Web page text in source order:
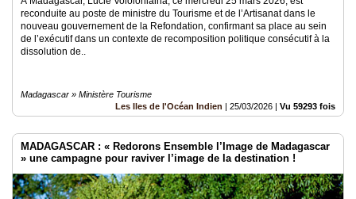
reconduite au poste de ministre du Tourisme et de l’Artisanat dans le
nouveau gouvernement de la Refondation, confirmant sa place au sein
de l’exécutif dans un contexte de recomposition politique consécutif à la
dissolution de..
Madagascar » Ministère Tourisme
Les Iles de l'Océan Indien | 25/03/2026 | Vu 59293 fois
MADAGASCAR : « Redorons Ensemble l’Image de Madagascar
» une campagne pour raviver l’image de la destination !